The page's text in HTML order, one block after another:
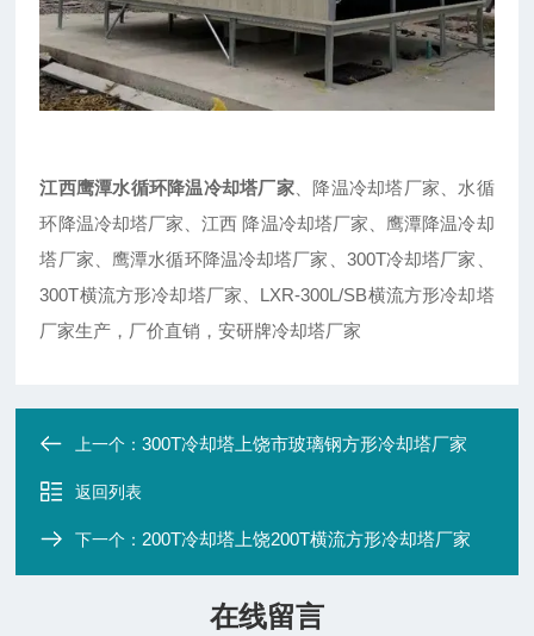
江西鹰潭水循环降温冷却塔厂家 、降温冷却塔厂家、水循
环降温冷却塔厂家、江西 降温冷却塔厂家、鹰潭降温冷却
塔厂家、鹰潭水循环降温冷却塔厂家、300T冷却塔厂家、
300T横流方形冷却塔厂家、LXR-300L/SB横流方形冷却塔
厂家生产，厂价直销，安研牌冷却塔厂家
上一个：300T冷却塔上饶市玻璃钢方形冷却塔厂家
返回列表
下一个： 200T冷却塔上饶200T横流方形冷却塔厂家
在线留言